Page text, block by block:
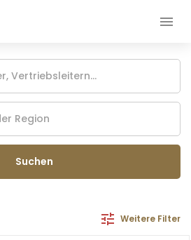
Suchen
Weitere Filter